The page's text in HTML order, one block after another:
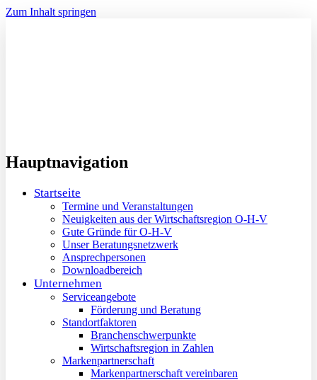
Zum Inhalt springen
Hauptnavigation
Startseite
Termine und Veranstaltungen
Neuigkeiten aus der Wirtschaftsregion O-H-V
Gute Gründe für O-H-V
Unser Beratungsnetzwerk
Ansprechpersonen
Downloadbereich
Unternehmen
Serviceangebote
Förderung und Beratung
Standortfaktoren
Branchenschwerpunkte
Wirtschaftsregion in Zahlen
Markenpartnerschaft
Markenpartnerschaft vereinbaren